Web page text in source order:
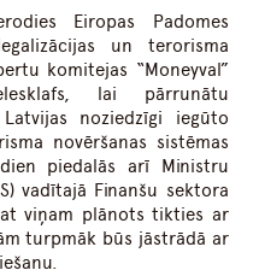
Eiropas Padomes
un terorisma
komitejas “Moneyval”
lai pārrunātu
noziedzīgi iegūto
novēršanas sistēmas
piedalās arī Ministru
vadītajā Finanšu sektora
viņam plānots tikties ar
turpmāk būs jāstrādā ar